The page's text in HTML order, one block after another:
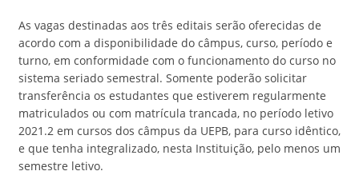
As vagas destinadas aos três editais serão oferecidas de
acordo com a disponibilidade do câmpus, curso, período e
turno, em conformidade com o funcionamento do curso no
sistema seriado semestral. Somente poderão solicitar
transferência os estudantes que estiverem regularmente
matriculados ou com matrícula trancada, no período letivo
2021.2 em cursos dos câmpus da UEPB, para curso idêntico,
e que tenha integralizado, nesta Instituição, pelo menos um
semestre letivo.